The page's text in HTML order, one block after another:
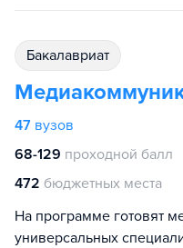
бакалавриат
47 вузов
68-129 проходной балл
472 бюджетных места
На программе готовят
универсальных